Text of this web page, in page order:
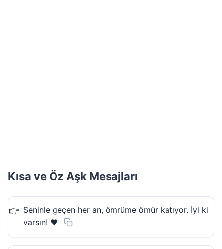
Kısa ve Öz Aşk Mesajları
Seninle geçen her an, ömrüme ömür katıyor. İyi ki
varsın! ❤️